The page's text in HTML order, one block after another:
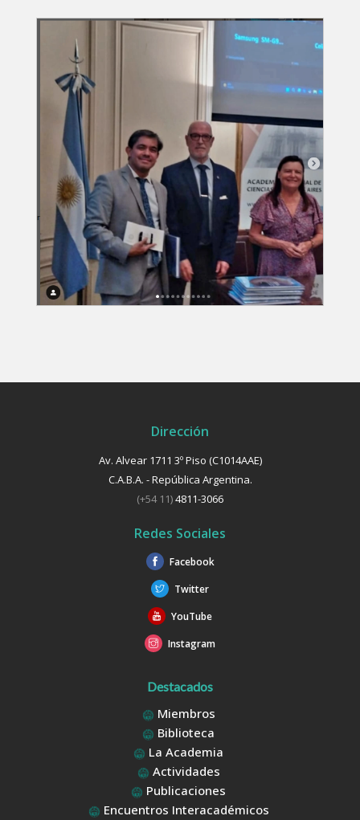
Dirección
Av. Alvear 1711 3º Piso (C1014AAE)
C.A.B.A. - República Argentina.
(+54 11)4811-3066
Redes Sociales
Facebook
Twitter
YouTube
Instagram
Destacados
Miembros
Biblioteca
La Academia
Actividades
Publicaciones
Encuentros Interacadémicos